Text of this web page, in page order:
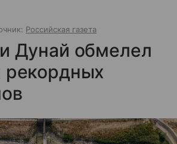
Российская газета
Дунай обмелел
рекордных